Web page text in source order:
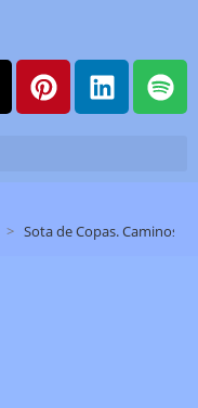
> Sota de Copas. Caminos